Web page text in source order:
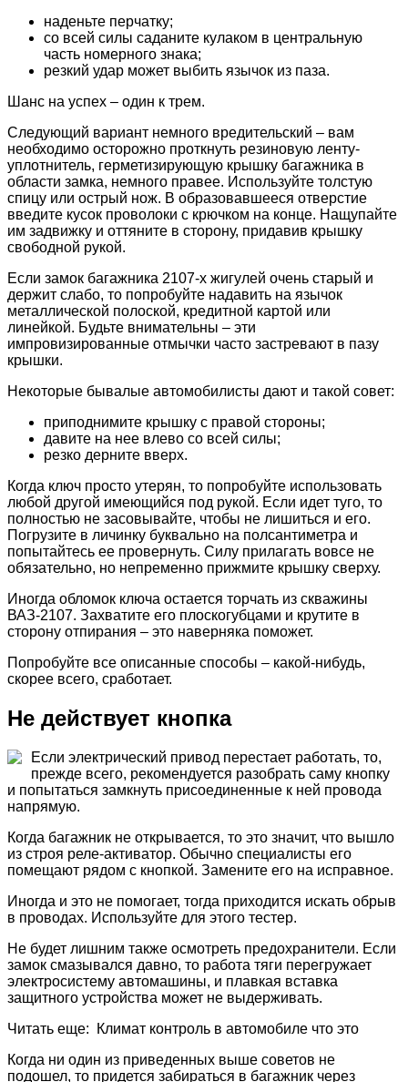
наденьте перчатку;
со всей силы саданите кулаком в центральную
часть номерного знака;
резкий удар может выбить язычок из паза.
Шанс на успех – один к трем.
Следующий вариант немного вредительский – вам
необходимо осторожно проткнуть резиновую ленту-
уплотнитель, герметизирующую крышку багажника в
области замка, немного правее. Используйте толстую
спицу или острый нож. В образовавшееся отверстие
введите кусок проволоки с крючком на конце. Нащупайте
им задвижку и оттяните в сторону, придавив крышку
свободной рукой.
Если замок багажника 2107-х жигулей очень старый и
держит слабо, то попробуйте надавить на язычок
металлической полоской, кредитной картой или
линейкой. Будьте внимательны – эти
импровизированные отмычки часто застревают в пазу
крышки.
Некоторые бывалые автомобилисты дают и такой совет:
приподнимите крышку с правой стороны;
давите на нее влево со всей силы;
резко дерните вверх.
Когда ключ просто утерян, то попробуйте использовать
любой другой имеющийся под рукой. Если идет туго, то
полностью не засовывайте, чтобы не лишиться и его.
Погрузите в личинку буквально на полсантиметра и
попытайтесь ее провернуть. Силу прилагать вовсе не
обязательно, но непременно прижмите крышку сверху.
Иногда обломок ключа остается торчать из скважины
ВАЗ-2107. Захватите его плоскогубцами и крутите в
сторону отпирания – это наверняка поможет.
Попробуйте все описанные способы – какой-нибудь,
скорее всего, сработает.
Не действует кнопка
Если электрический привод перестает работать, то,
прежде всего, рекомендуется разобрать саму кнопку
и попытаться замкнуть присоединенные к ней провода
напрямую.
Когда багажник не открывается, то это значит, что вышло
из строя реле-активатор. Обычно специалисты его
помещают рядом с кнопкой. Замените его на исправное.
Иногда и это не помогает, тогда приходится искать обрыв
в проводах. Используйте для этого тестер.
Не будет лишним также осмотреть предохранители. Если
замок смазывался давно, то работа тяги перегружает
электросистему автомашины, и плавкая вставка
защитного устройства может не выдерживать.
Читать еще: Климат контроль в автомобиле что это
Когда ни один из приведенных выше советов не
подошел, то придется забираться в багажник через